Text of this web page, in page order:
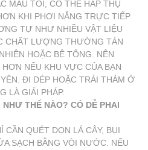
MÀU TỐI, CÓ THỂ HẤP THỤ
KHI PHƠI NẮNG TRỰC TIẾP
TỰ NHƯ NHIỀU VẬT LIỆU
CHẤT LƯỢNG THƯỜNG TẢN
HOẶC BÊ TÔNG. NÊN
NẾU KHU VỰC CỦA BẠN
ĐI DÉP HOẶC TRẢI THẢM Ở
LÀ GIẢI PHÁP.
THẾ NÀO? CÓ DỄ PHAI
QUÉT DỌN LÁ CÂY, BỤI
SẠCH BẰNG VÒI NƯỚC. NẾU